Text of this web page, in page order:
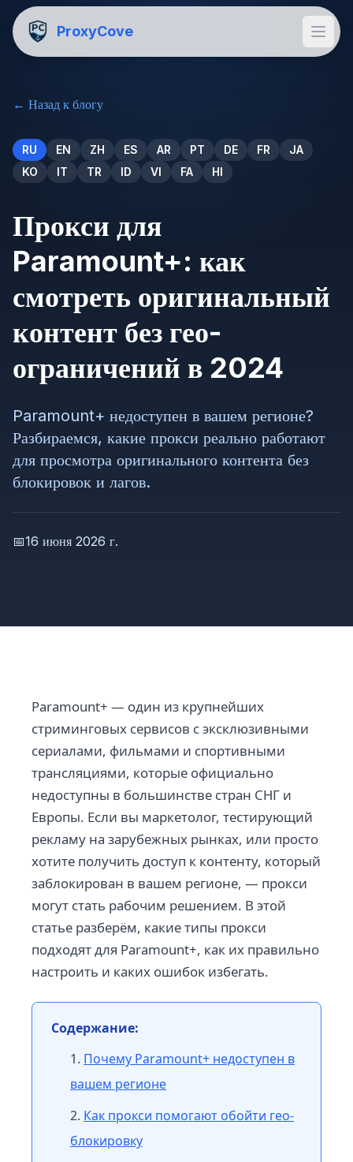
ProxyCove
← Назад к блогу
RU EN ZH ES AR PT DE FR
JA
KO
IT TR ID VI FA HI
Прокси для
Paramount+: как
смотреть оригинальный
контент без гео-
ограничений в 2024
Paramount+ недоступен в вашем регионе?
Разбираемся, какие прокси реально работают
для просмотра оригинального контента без
блокировок и лагов.
📅16 июня 2026 г.
Paramount+ — один из крупнейших
стриминговых сервисов с эксклюзивными
сериалами, фильмами и спортивными
трансляциями, которые официально
недоступны в большинстве стран СНГ и
Европы. Если вы маркетолог, тестирующий
рекламу на зарубежных рынках, или просто
хотите получить доступ к контенту, который
заблокирован в вашем регионе, — прокси
могут стать рабочим решением. В этой
статье разберём, какие типы прокси
подходят для Paramount+, как их правильно
настроить и каких ошибок избегать.
Содержание:
Почему Paramount+ недоступен в
вашем регионе
Как прокси помогают обойти гео-
блокировку